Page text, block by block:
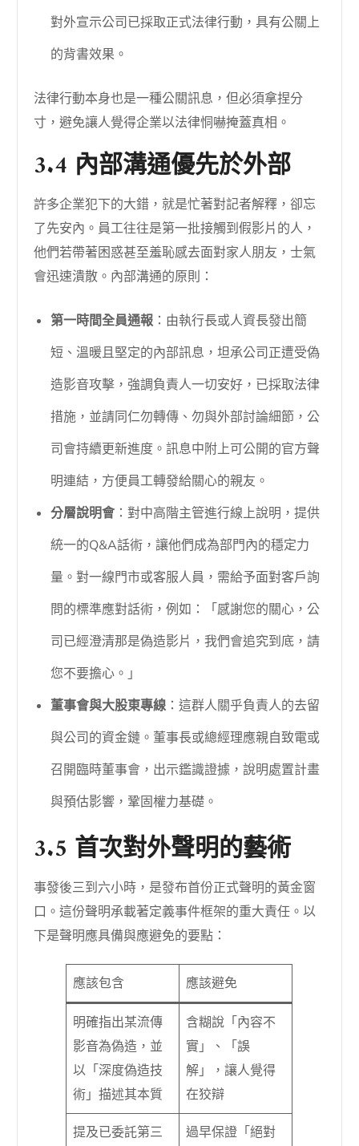
對外宣示公司已採取正式法律行動，具有公關上
的背書效果。
法律行動本身也是一種公關訊息，但必須拿捏分
寸，避免讓人覺得企業以法律恫嚇掩蓋真相。
3.4 內部溝通優先於外部
許多企業犯下的大錯，就是忙著對記者解釋，卻忘
了先安內。員工往往是第一批接觸到假影片的人，
他們若帶著困惑甚至羞恥感去面對家人朋友，士氣
會迅速潰散。內部溝通的原則：
第一時間全員通報 ：由執行長或人資長發出簡
短、溫暖且堅定的內部訊息，坦承公司正遭受偽
造影音攻擊，強調負責人一切安好，已採取法律
措施，並請同仁勿轉傳、勿與外部討論細節，公
司會持續更新進度。訊息中附上可公開的官方聲
明連結，方便員工轉發給關心的親友。
分層說明會：對中高階主管進行線上說明，提供
統一的Q&A話術，讓他們成為部門內的穩定力
量。對一線門市或客服人員，需給予面對客戶詢
問的標準應對話術，例如：「感謝您的關心，公
司已經澄清那是偽造影片，我們會追究到底，請
您不要擔心。」
董事會與大股東專線 ：這群人關乎負責人的去留
與公司的資金鏈。董事長或總經理應親自致電或
召開臨時董事會，出示鑑識證據，說明處置計畫
與預估影響，鞏固權力基礎。
3.5 首次對外聲明的藝術
事發後三到六小時，是發布首份正式聲明的黃金窗
口。這份聲明承載著定義事件框架的重大責任。以
下是聲明應具備與應避免的要點：
應該包含 應該避免
明確指出某流傳
影音為偽造，並
以「深度偽造技
術」描述其本質
含糊說「內容不
實」、「誤
解」，讓人覺得
在狡辯
提及已委託第三
過早保證「絕對